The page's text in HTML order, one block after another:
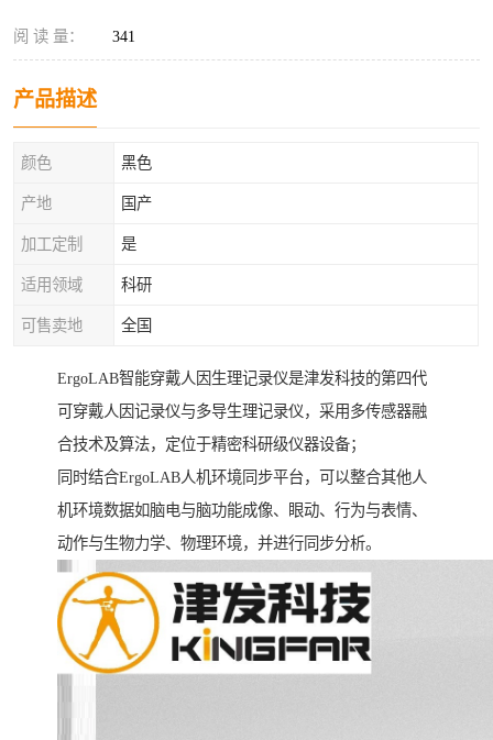
阅 读 量： 341
产品描述
颜色 黑色
产地 国产
加工定制 是
适用领域 科研
可售卖地 全国
ErgoLAB智能穿戴人因生理记录仪是津发科技的第四代
可穿戴人因记录仪与多导生理记录仪，采用多传感器融
合技术及算法，定位于精密科研级仪器设备；
同时结合ErgoLAB人机环境同步平台，可以整合其他人
机环境数据如脑电与脑功能成像、眼动、行为与表情、
动作与生物力学、物理环境，并进行同步分析。